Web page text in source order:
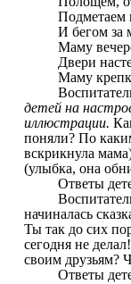
Подметаем
И бегом за
Маму
Двери
Маму
детей на
иллюстрации.
поняли? По
вскрикнула
(улыбка, она
Ответы
начиналась
Ты так до сих
сегодня не
своим друзьям?
Ответы